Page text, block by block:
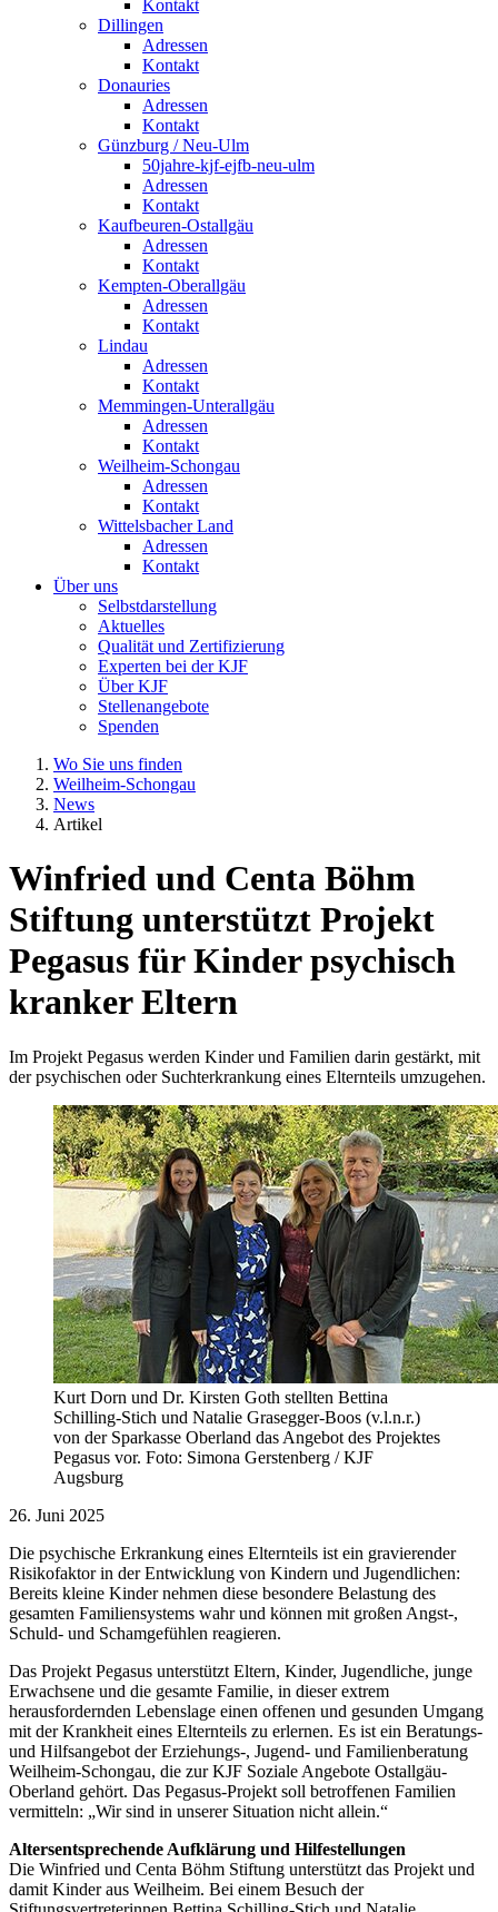
Kontakt
Dillingen
Adressen
Kontakt
Donauries
Adressen
Kontakt
Günzburg / Neu-Ulm
50jahre-kjf-ejfb-neu-ulm
Adressen
Kontakt
Kaufbeuren-Ostallgäu
Adressen
Kontakt
Kempten-Oberallgäu
Adressen
Kontakt
Lindau
Adressen
Kontakt
Memmingen-Unterallgäu
Adressen
Kontakt
Weilheim-Schongau
Adressen
Kontakt
Wittelsbacher Land
Adressen
Kontakt
Über uns
Selbstdarstellung
Aktuelles
Qualität und Zertifizierung
Experten bei der KJF
Über KJF
Stellenangebote
Spenden
Wo Sie uns finden
Weilheim-Schongau
News
Artikel
Winfried und Centa Böhm
Stiftung unterstützt Projekt
Pegasus für Kinder psychisch
kranker Eltern
Im Projekt Pegasus werden Kinder und Familien darin gestärkt, mit
der psychischen oder Suchterkrankung eines Elternteils umzugehen.
Kurt Dorn und Dr. Kirsten Goth stellten Bettina
Schilling-Stich und Natalie Grasegger-Boos (v.l.n.r.)
von der Sparkasse Oberland das Angebot des Projektes
Pegasus vor. Foto: Simona Gerstenberg / KJF
Augsburg
26. Juni 2025
Die psychische Erkrankung eines Elternteils ist ein gravierender
Risikofaktor in der Entwicklung von Kindern und Jugendlichen:
Bereits kleine Kinder nehmen diese besondere Belastung des
gesamten Familiensystems wahr und können mit großen Angst-,
Schuld- und Schamgefühlen reagieren.
Das Projekt Pegasus unterstützt Eltern, Kinder, Jugendliche, junge
Erwachsene und die gesamte Familie, in dieser extrem
herausfordernden Lebenslage einen offenen und gesunden Umgang
mit der Krankheit eines Elternteils zu erlernen. Es ist ein Beratungs-
und Hilfsangebot der Erziehungs-, Jugend- und Familienberatung
Weilheim-Schongau, die zur KJF Soziale Angebote Ostallgäu-
Oberland gehört. Das Pegasus-Projekt soll betroffenen Familien
vermitteln: „Wir sind in unserer Situation nicht allein.“
Altersentsprechende Aufklärung und Hilfestellungen
Die Winfried und Centa Böhm Stiftung unterstützt das Projekt und
damit Kinder aus Weilheim. Bei einem Besuch der